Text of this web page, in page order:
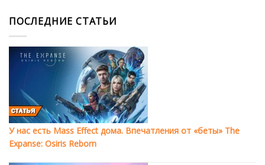
ПОСЛЕДНИЕ СТАТЬИ
У нас есть Mass Effect дома. Впечатления от «беты» The
Expanse: Osiris Reborn